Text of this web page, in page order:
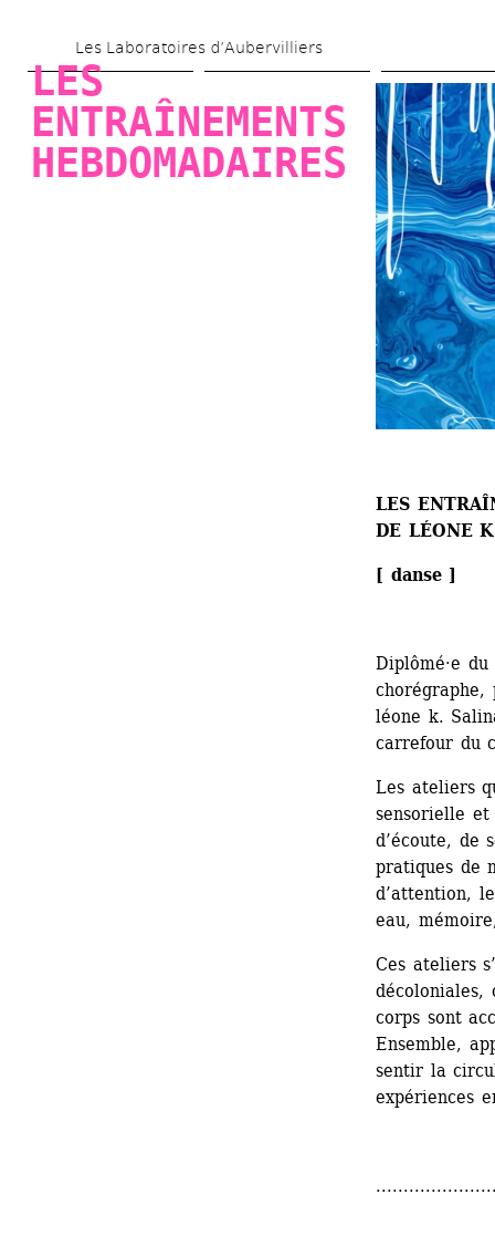
au
principal
Les Laboratoires d’Aubervilliers
LES
ENTRAÎNEMENTS
HEBDOMADAIRES
LES
DE LÉONE
[ danse ]
Diplômé·e
chorégraphe,
léone k.
carrefour du
Les ateliers
sensorielle
d’écoute, de
pratiques de
d’attention,
eau,
Ces ateliers
corps sont
Ensemble,
sentir la
expériences